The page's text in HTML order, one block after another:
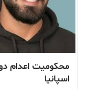
محکومیت اعدام
اسپانیا